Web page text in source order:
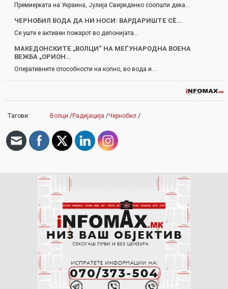
Премиерката на Украина, Јулија Свириденко соопшти дека…
ЧЕРНОБИЛ ВОДА ДА НИ НОСИ: ВАРДАРИШТЕ СЀ…
Се уште е активен пожарот во депонијата…
МАКЕДОНСКИТЕ „ВОЛЦИ“ НА МЕЃУНАРОДНА ВОЕНА
ВЕЖБА „ОРИОН…
Оперативните способности на копно, во вода и…
Тагови: Волци /Радијација /Чернобил /